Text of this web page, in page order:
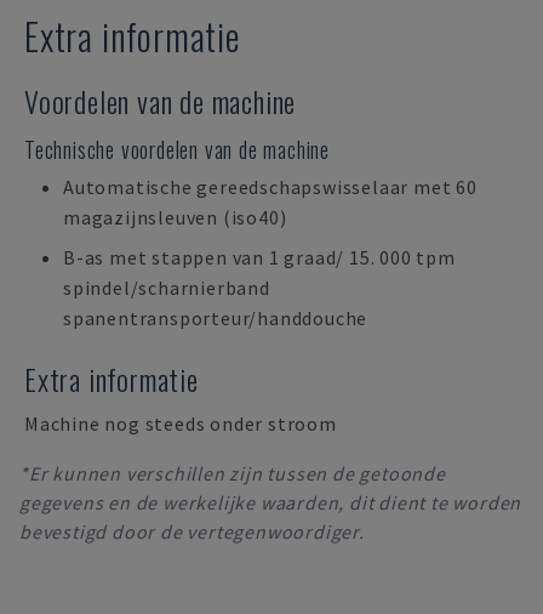
Extra informatie
Voordelen van de machine
Technische voordelen van de machine
Automatische gereedschapswisselaar met 60
magazijnsleuven (iso40)
B-as met stappen van 1 graad/ 15. 000 tpm
spindel/scharnierband
spanentransporteur/handdouche
Extra informatie
Machine nog steeds onder stroom
*Er kunnen verschillen zijn tussen de getoonde
gegevens en de werkelijke waarden, dit dient te worden
bevestigd door de vertegenwoordiger.